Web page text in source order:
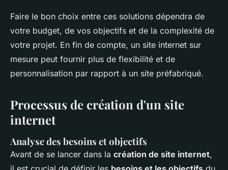
Faire le bon choix entre ces solutions dépendra de
votre budget, de vos objectifs et de la complexité de
votre projet. En fin de compte, un site internet sur
mesure peut fournir plus de flexibilité et de
personnalisation par rapport à un site préfabriqué.
Processus de création d'un site
internet
Analyse des besoins et objectifs
Avant de se lancer dans la création de site internet,